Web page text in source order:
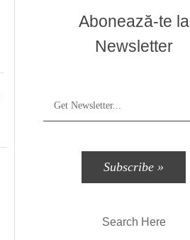
Abonează-te la
Newsletter
Search Here